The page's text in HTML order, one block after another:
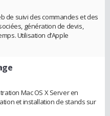
de suivi des commandes et des
génération de devis,
Utilisation d’Apple
Mac OS X Server en
et installation de stands sur